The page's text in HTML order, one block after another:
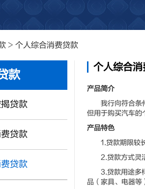
> 个人综合消费贷款
款
贷款
贷款
贷款
个人综合
产品简介
我行向符合条件
但用于购买汽车的
产品特色
1.贷款期限较长
2.贷款方式灵活
3.贷款用途多样
品（家具、电器等